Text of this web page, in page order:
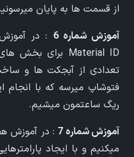
از قسمت ها به پایان
آموزش شماره 6
: در
فتوشاپ میرسه که با
ریگ ساعتمون میشیم.
آموزش شماره 7
میکنیم و با ایجاد